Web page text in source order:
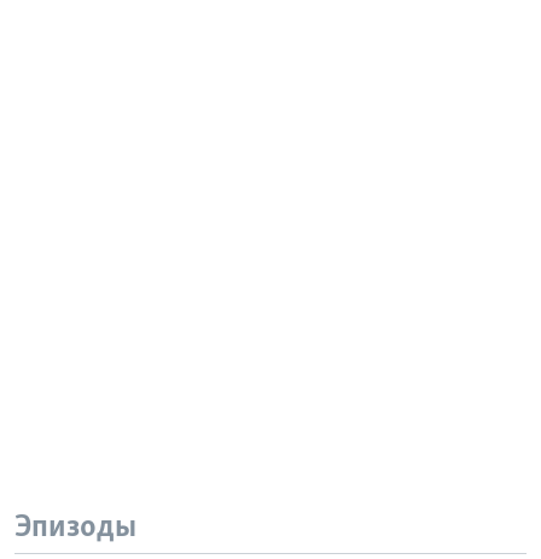
Эпизоды